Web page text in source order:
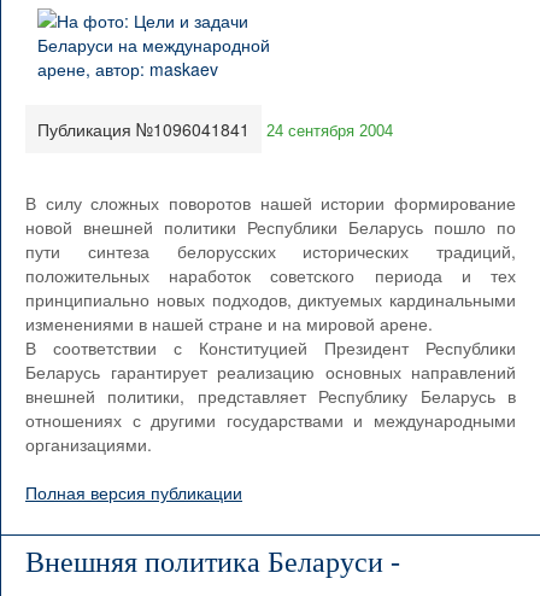
Публикация №1096041841 24 сентября 2004
В силу сложных поворотов нашей истории формирование
новой внешней политики Республики Беларусь пошло по
пути синтеза белорусских исторических традиций,
положительных наработок советского периода и тех
принципиально новых подходов, диктуемых кардинальными
изменениями в нашей стране и на мировой арене.
В соответствии с Конституцией Президент Республики
Беларусь гарантирует реализацию основных направлений
внешней политики, представляет Республику Беларусь в
отношениях с другими государствами и международными
организациями.
Полная версия публикации
Внешняя политика Беларуси -